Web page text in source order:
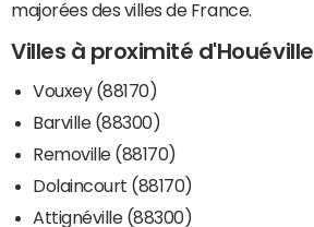
majorées des villes de France.
Villes à proximité d'Houéville
Vouxey (88170)
Barville (88300)
Removille (88170)
Dolaincourt (88170)
Attignéville (88300)